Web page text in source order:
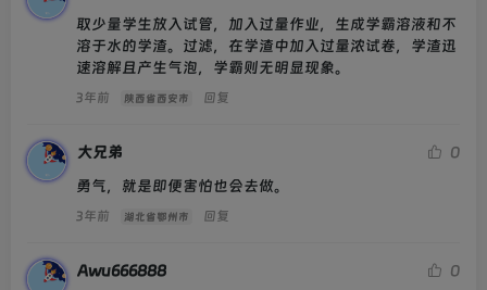
取少量学生放入试管，加入过量作业，生成学霸溶液和不
溶于水的学渣。过滤，在学渣中加入过量浓试卷，学渣迅
速溶解且产生气泡，学霸则无明显现象。
3年前 陕西省西安市 回复
大兄弟
0
勇气，就是即便害怕也会去做。
3年前 湖北省鄂州市 回复
Awu666888
0